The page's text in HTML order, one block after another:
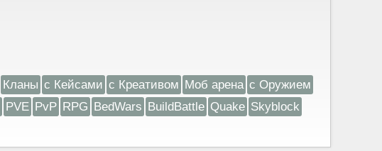
Кланы с Кейсами с Креативом Моб арена с Оружием
PVE PvP RPG BedWars BuildBattle Quake Skyblock